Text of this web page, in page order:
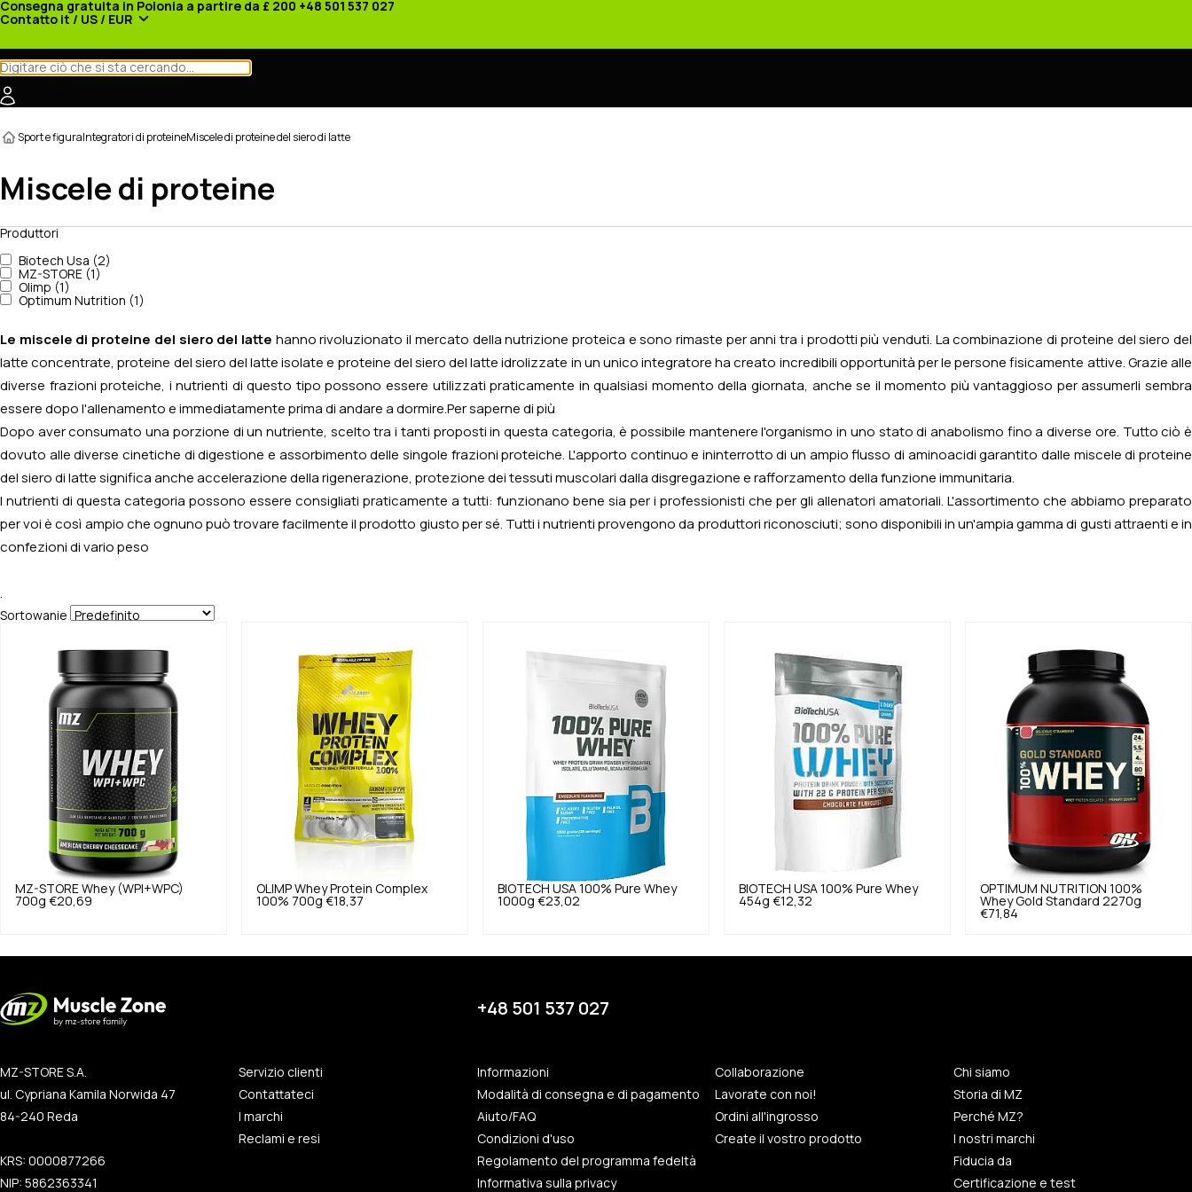
Consegna gratuita in Polonia a partire da £ 200 +48 501 537 027
Contatto it / US / EUR
Sport e figuraIntegratori di proteineMiscele di proteine del siero di latte
Miscele di proteine
Produttori
Biotech Usa (2)
MZ-STORE (1)
Olimp (1)
Optimum Nutrition (1)
Le miscele di proteine del siero del latte hanno rivoluzionato il mercato della nutrizione proteica e sono rimaste per anni tra i prodotti più venduti. La combinazione di proteine del siero del
latte concentrate, proteine del siero del latte isolate e proteine del siero del latte idrolizzate in un unico integratore ha creato incredibili opportunità per le persone fisicamente attive. Grazie alle
diverse frazioni proteiche, i nutrienti di questo tipo possono essere utilizzati praticamente in qualsiasi momento della giornata, anche se il momento più vantaggioso per assumerli sembra
essere dopo l'allenamento e immediatamente prima di andare a dormire. Per saperne di più
Dopo aver consumato una porzione di un nutriente, scelto tra i tanti proposti in questa categoria, è possibile mantenere l'organismo in uno stato di anabolismo fino a diverse ore. Tutto ciò è
dovuto alle diverse cinetiche di digestione e assorbimento delle singole frazioni proteiche. L'apporto continuo e ininterrotto di un ampio flusso di aminoacidi garantito dalle miscele di proteine
del siero di latte significa anche accelerazione della rigenerazione, protezione dei tessuti muscolari dalla disgregazione e rafforzamento della funzione immunitaria.
I nutrienti di questa categoria possono essere consigliati praticamente a tutti: funzionano bene sia per i professionisti che per gli allenatori amatoriali. L'assortimento che abbiamo preparato
per voi è così ampio che ognuno può trovare facilmente il prodotto giusto per sé. Tutti i nutrienti provengono da produttori riconosciuti; sono disponibili in un'ampia gamma di gusti attraenti e in
confezioni di vario peso
Sortowanie
MZ-STORE Whey (WPI+WPC)
700g €20,69
OLIMP Whey Protein Complex
100% 700g €18,37
BIOTECH USA 100% Pure Whey
1000g €23,02
BIOTECH USA 100% Pure Whey
454g €12,32
OPTIMUM NUTRITION 100%
Whey Gold Standard 2270g
€71,84
+48 501 537 027
MZ-STORE S.A.
ul. Cypriana Kamila Norwida 47
84-240 Reda
KRS: 0000877266
NIP: 5862363341
Servizio clienti
Contattateci
I marchi
Reclami e resi
Informazioni
Modalità di consegna e di pagamento
Aiuto/FAQ
Condizioni d'uso
Regolamento del programma fedeltà
Informativa sulla privacy
Collaborazione
Lavorate con noi!
Ordini all'ingrosso
Create il vostro prodotto
Chi siamo
Storia di MZ
Perché MZ?
I nostri marchi
Fiducia da
Certificazione e test